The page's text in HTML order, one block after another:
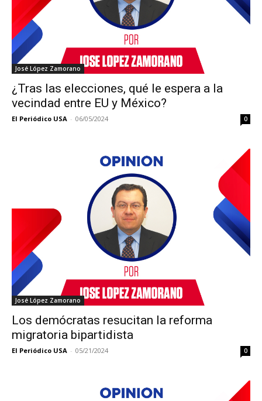
José López Zamorano
¿Tras las elecciones, qué le espera a la
vecindad entre EU y México?
El Periódico USA - 06/05/2024 0
José López Zamorano
Los demócratas resucitan la reforma
migratoria bipartidista
El Periódico USA - 05/21/2024 0